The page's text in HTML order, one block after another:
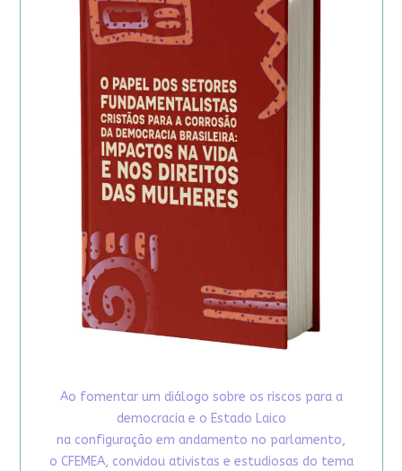
Ao fomentar um diálogo sobre os riscos para a
democracia e o Estado Laico
na configuração em andamento no parlamento,
o CFEMEA, convidou ativistas e estudiosas do tema